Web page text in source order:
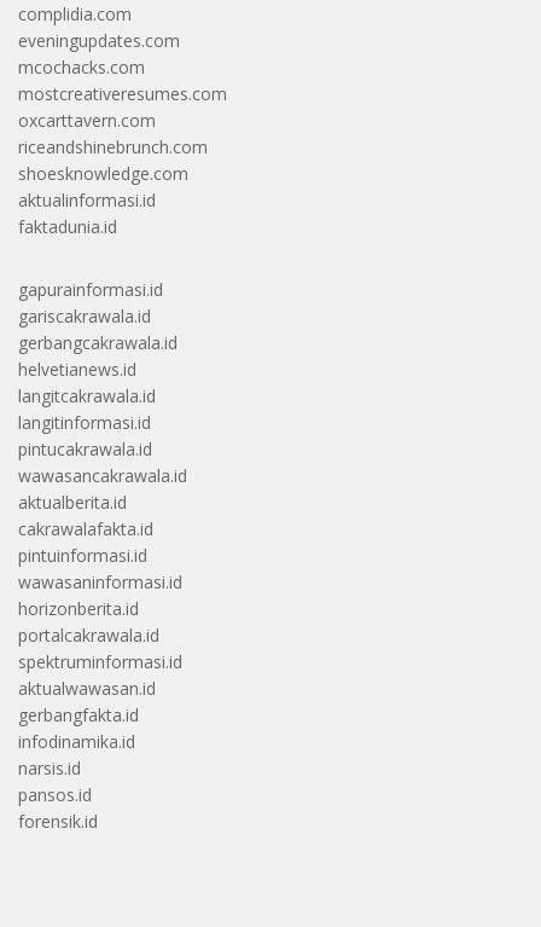
complidia.com
eveningupdates.com
mcochacks.com
mostcreativeresumes.com
oxcarttavern.com
riceandshinebrunch.com
shoesknowledge.com
aktualinformasi.id
faktadunia.id
gapurainformasi.id
gariscakrawala.id
gerbangcakrawala.id
helvetianews.id
langitcakrawala.id
langitinformasi.id
pintucakrawala.id
wawasancakrawala.id
aktualberita.id
cakrawalafakta.id
pintuinformasi.id
wawasaninformasi.id
horizonberita.id
portalcakrawala.id
spektruminformasi.id
aktualwawasan.id
gerbangfakta.id
infodinamika.id
narsis.id
pansos.id
forensik.id